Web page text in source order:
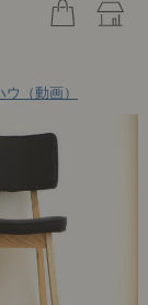
（動画）